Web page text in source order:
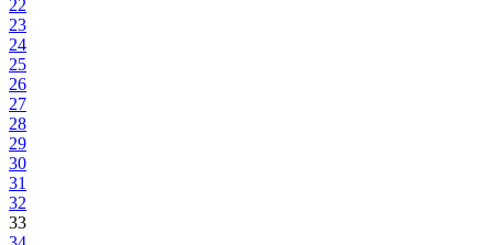
22
23
24
25
26
27
28
29
30
31
32
33